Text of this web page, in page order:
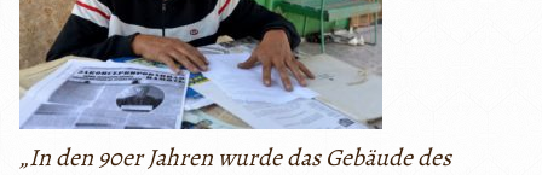
„In den 90er Jahren wurde das Gebäude des